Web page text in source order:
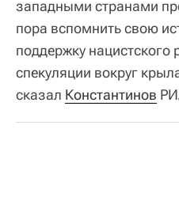
западными странами
пора вспомнить свою
поддержку нацистского
спекуляции вокруг
сказал Константинов